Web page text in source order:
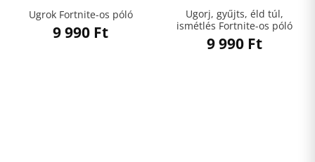
Ugrok Fortnite-os póló
9 990 Ft
Ugorj, gyűjts, éld túl,
ismétlés Fortnite-os póló
9 990 Ft